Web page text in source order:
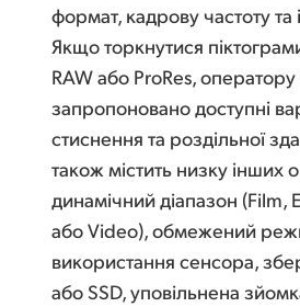
формат, кадрову частоту та
Якщо торкнутися
RAW або ProRes,
запропоновано доступні
стиснення та роздільної
також містить низку інших
динамічний діапазон
або Video), обмежений
використання сенсора,
або SSD, уповільнена